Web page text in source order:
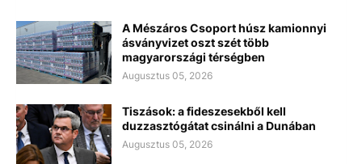
A Mészáros Csoport húsz kamionnyi
ásványvizet oszt szét több
magyarországi térségben
Augusztus 05, 2026
Tiszások: a fideszesekből kell
duzzasztógátat csinálni a Dunában
Augusztus 05, 2026